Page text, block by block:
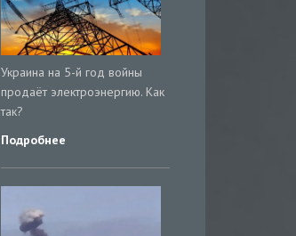
Украина на 5-й год войны
продаёт электроэнергию. Как
так?
Подробнее